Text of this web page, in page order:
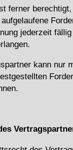
ferner
jederzeit
kann nur